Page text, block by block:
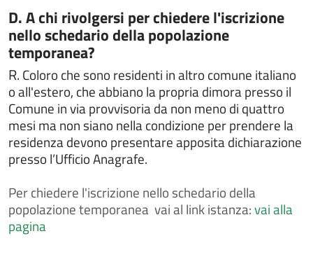
Chiedere il rilascio di certificato di iscrizione alle liste
elettorali
Chiedere il rilascio di copia integrale di atti di stato
civile
Chiedere il rilascio o il rinnovo della carta d'identità
elettronica
Chiedere il voto assistito
Chiedere l'assegnazione del numero civico
Chiedere l'attestazione di soggiorno permanente per
Chiedere l'attribuzione del cognome materno al
momento della nascita
Chiedere l'autorizzazione al trasporto e alla
Categoria:
D. A chi rivolgersi per chiedere l'iscrizione
nello schedario della popolazione
temporanea?
R. Coloro che sono residenti in altro comune italiano
o all'estero, che abbiano la propria dimora presso il
Comune in via provvisoria da non meno di quattro
mesi ma non siano nella condizione per prendere la
residenza devono presentare apposita dichiarazione
presso l’Ufficio Anagrafe.
Perchiedere l'iscrizione nello schedario della
popolazione temporanea vai al link istanza:vai alla
pagina